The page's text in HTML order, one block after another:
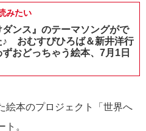
みたい
ダンス』のテーマソングがで
♪ おむすびひろば＆新井洋行
おどっちゃう絵本、7月1日
絵本のプロジェクト「世界へ
。